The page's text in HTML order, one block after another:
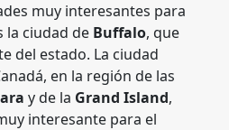
muy interesantes para
la ciudad de Buffalo, que
del estado. La ciudad
en la región de las
y de la Grand Island,
interesante para el